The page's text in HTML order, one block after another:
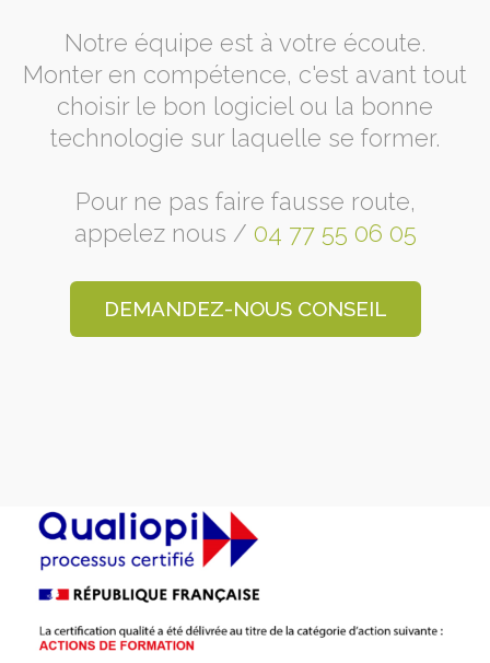
Notre équipe est à votre écoute.
Monter en compétence, c'est avant tout
choisir le bon logiciel ou la bonne
technologie sur laquelle se former.
Pour ne pas faire fausse route,
appelez nous / 04 77 55 06 05
DEMANDEZ-NOUS CONSEIL